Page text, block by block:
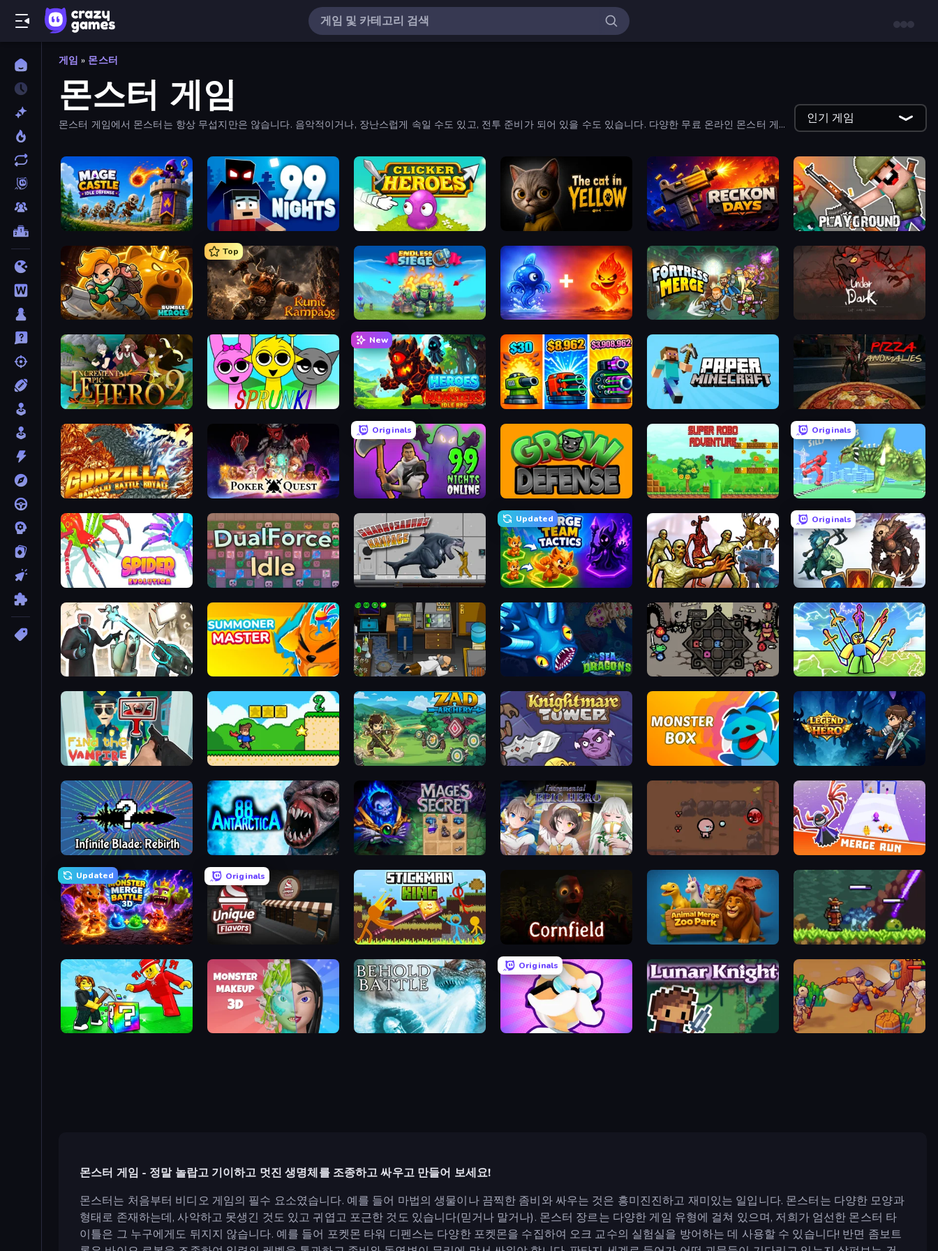
게임 » 몬스터
몬스터 게임
몬스터 게임에서 몬스터는 항상 무섭지만은 않습니다. 음악적이거나, 장난스럽게 속일 수도 있고, 전투 준비가 되어 있을 수도 있습니다. 다양한 무료 온라인 몬스터 게임
인기 게임
Mage Castle Idle Defense 99 Nights (Bloxd.io) Clicker Heroes The Cat in Yellow Reckon Days Playground
Rumble Heroes
Top
Runic Rampage Endless Siege Elemental Monsters: Merge Fortress Merge
Incremental Epic Hero 2 Sprunki
New
Heroes vs Monsters: Idle RPG Pumpkin Defense: Merge Cannon Paper Minecraft Pizza Anomalies
Godzilla Daikaiju Battle Royale Poker Quest
Originals
99 Nights in the Forest Online Grow Defense Super Robo - Adventure
Originals
Silly Walkers
DualForce Idle Sharkosaurus Rampage
Updated
Merge Team Tactics Monster Shooter Apocalypse
Originals
Dark Stones: Card Battle RPG
Skibidi Toilets: Infection Summoner Master Foreign Creature SeaDragons.io Die in the Dungeon Obby vs Brainrot
Find the Vampire Steve's World Zad Archery - Demo Knightmare Tower Legend of Hero
Infinite Blade: Rebirth Antarctica 88 Mage's Secret Incremental Epic Hero The Binding of Isaac DEMO Merge Run
Updated
Monster Merge Battle 3D
Originals
Stickman King Cornfield Animal Merge Zoo Park Monster Sanctuary
Break a Lucky Blocks with Brainrots Monster Makeup 3D Behold Battle
Originals
Mutant Idle Lunar Knight War Lands
몬스터 게임 - 정말 놀랍고 기이하고 멋진 생명체를 조종하고 싸우고 만들어 보세요!
몬스터는 처음부터 비디오 게임의 필수 요소였습니다. 예를 들어 마법의 생물이나 끔찍한 좀비와 싸우는 것은 흥미진진하고 재미있는 일입니다. 몬스터는 다양한 모양과
형태로 존재하는데, 사악하고 못생긴 것도 있고 귀엽고 포근한 것도 있습니다(믿거나 말거나). 몬스터 장르는 다양한 게임 유형에 걸쳐 있으며, 저희가 엄선한 몬스터 타
이틀은 그 누구에게도 뒤지지 않습니다. 예를 들어 포켓몬 타워 디펜스는 다양한 포켓몬을 수집하여 오크 교수의 실험실을 방어하는 데 사용할 수 있습니다! 반면 좀보트